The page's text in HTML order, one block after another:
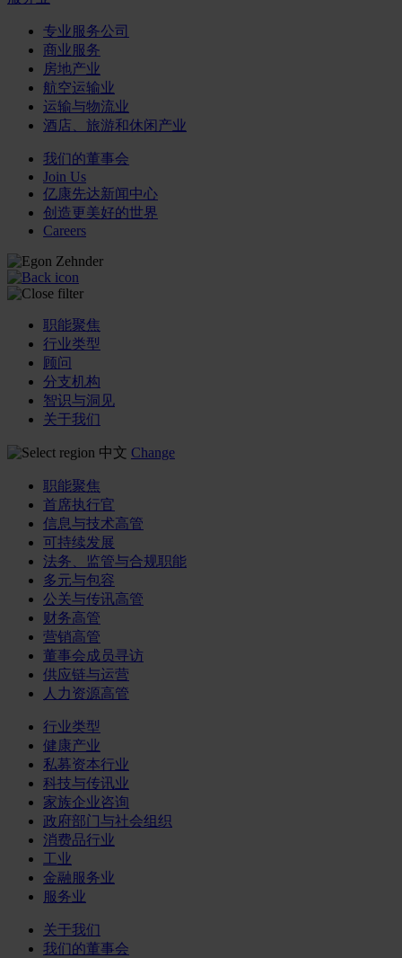
专业服务公司
商业服务
房地产业
航空运输业
运输与物流业
酒店、旅游和休闲产业
我们的董事会
Join Us
亿康先达新闻中心
创造更美好的世界
Careers
职能聚焦
行业类型
顾问
分支机构
智识与洞见
关于我们
中文 Change
职能聚焦
首席执行官
信息与技术高管
可持续发展
法务、监管与合规职能
多元与包容
公关与传讯高管
财务高管
营销高管
董事会成员寻访
供应链与运营
人力资源高管
行业类型
健康产业
私募资本行业
科技与传讯业
家族企业咨询
政府部门与社会组织
消费品行业
工业
金融服务业
服务业
关于我们
我们的董事会